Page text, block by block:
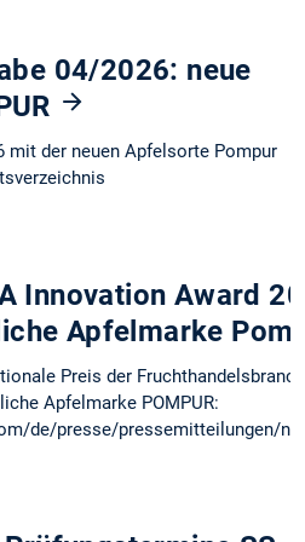
04/2026: neue
mit der neuen Apfelsorte Pompur
Innovation Award
Apfelmarke
Preis der
Apfelmarke POMPUR:
de/presse/pressemitteilungen/